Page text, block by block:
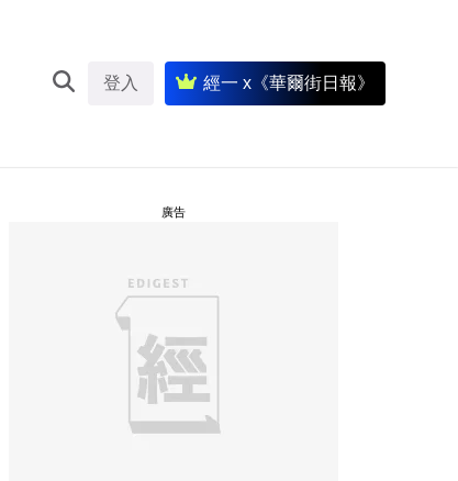
登入 經一 x《華爾街日報》
廣告